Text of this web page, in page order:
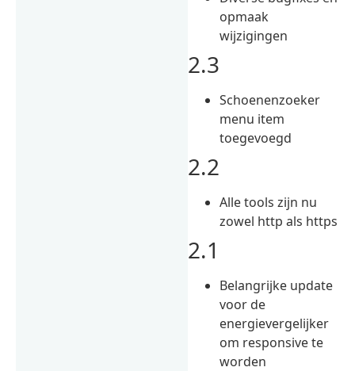
opmaak
wijzigingen
2.3
Schoenenzoeker
menu item
toegevoegd
2.2
Alle tools zijn nu
zowel http als https
2.1
Belangrijke update
voor de
energievergelijker
om responsive te
worden